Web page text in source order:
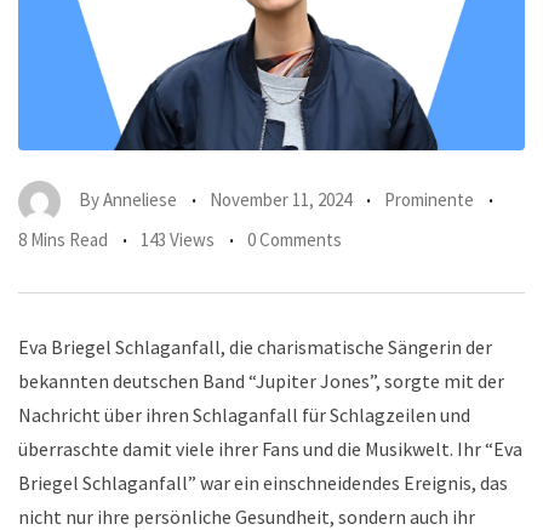
ByAnneliese November 11, 2024
Prominente
8 Mins Read
143 Views 0 Comments
Eva Briegel Schlaganfall, die charismatische Sängerin der
bekannten deutschen Band “Jupiter Jones”, sorgte mit der
Nachricht über ihren Schlaganfall für Schlagzeilen und
überraschte damit viele ihrer Fans und die Musikwelt. Ihr “Eva
Briegel Schlaganfall” war ein einschneidendes Ereignis, das
nicht nur ihre persönliche Gesundheit, sondern auch ihr